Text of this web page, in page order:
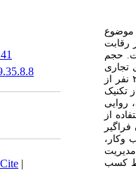
|
موضوع
رقابت
حجم
تجاری
کمی پژوهش، جامعه آماری ۲۹۰ نفر از
استفاده از تکنیک
روایی
از
فراگیر
کسب